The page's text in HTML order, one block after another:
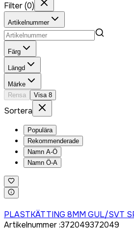
Filter(0)
Artikelnummer
Färg
Längd
Märke
Rensa
Visa 8
Sortera
Populära
Rekommenderade
Namn A-Ö
Namn Ö-A
PLASTKÄTTING 8MM GUL/SVT
Artikelnummer:372049372049